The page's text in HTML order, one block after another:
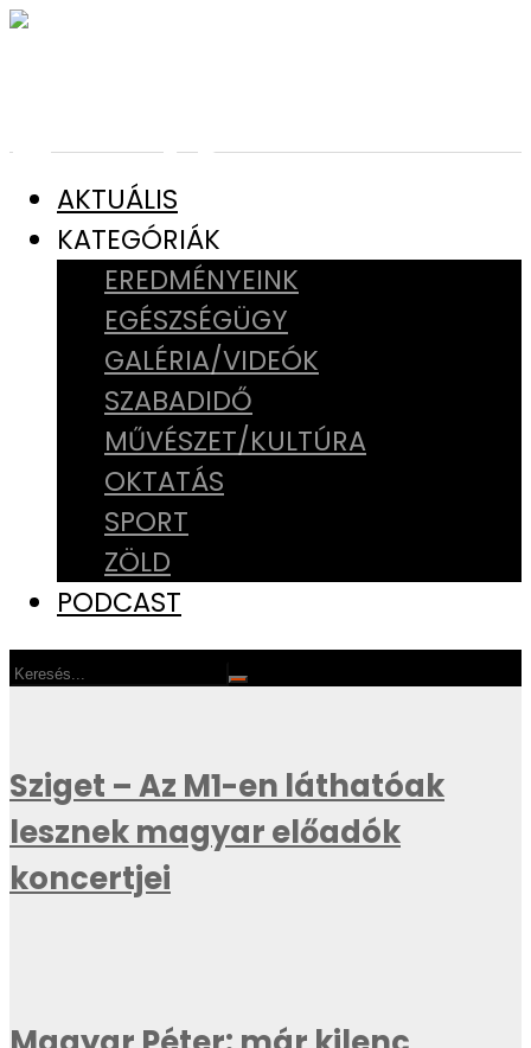
AKTUÁLIS
KATEGÓRIÁK
EREDMÉNYEINK
EGÉSZSÉGÜGY
GALÉRIA/VIDEÓK
SZABADIDŐ
MŰVÉSZET/KULTÚRA
OKTATÁS
SPORT
ZÖLD
PODCAST
Sziget – Az M1-en láthatóak
lesznek magyar előadók
koncertjei